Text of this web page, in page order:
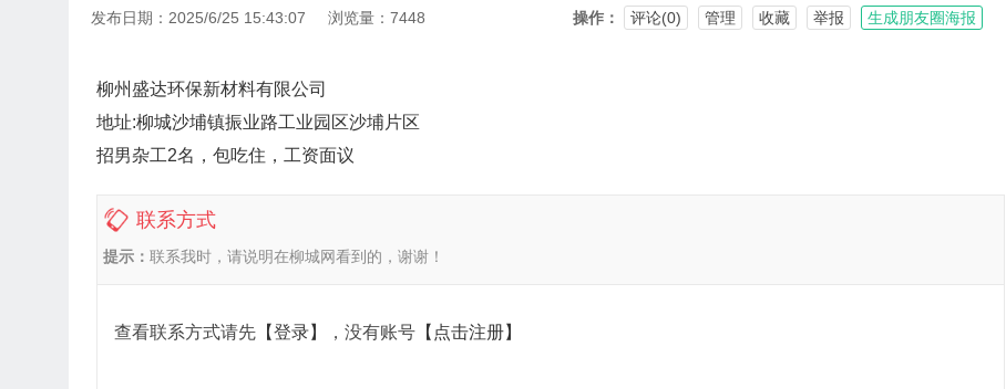
发布日期：2025/6/25 15:43:07 浏览量：7448 操作： 评论(0) 管理 收藏 举报 生成朋友圈海报
柳州盛达环保新材料有限公司
地址:柳城沙埔镇振业路工业园区沙埔片区
招男杂工2名，包吃住，工资面议
联系方式
提示： 联系我时，请说明在柳城网看到的，谢谢！
查看联系方式请先 【登录】 ，没有账号 【点击注册】